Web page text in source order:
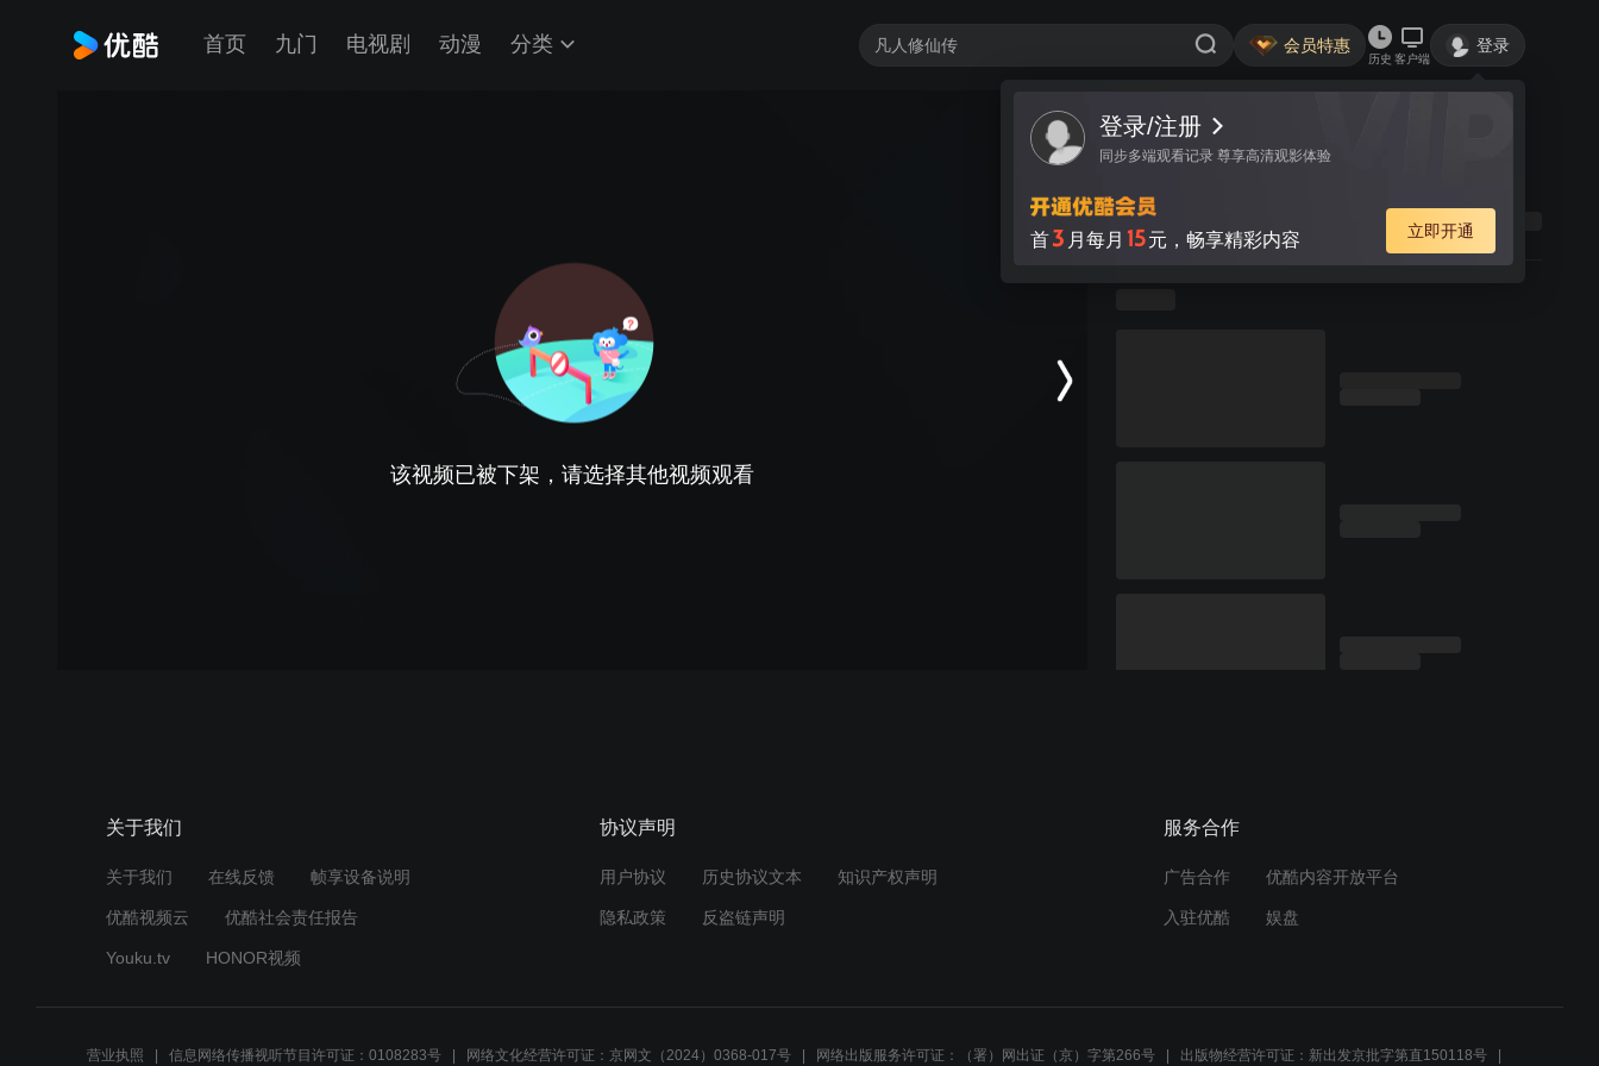
首页 九门 电视剧 动漫 分类 会员特惠
历史 客户端
登录
登录/注册
同步多端观看记录 尊享高清观影体验
首3 月每月 15元，畅享精彩内容 立即开通
该视频已被下架，请选择其他视频观看
关于我们
关于我们 在线反馈 帧享设备说明
优酷视频云 优酷社会责任报告
Youku.tv HONOR视频
协议声明
用户协议 历史协议文本 知识产权声明
隐私政策 反盗链声明
服务合作
广告合作 优酷内容开放平台
入驻优酷 娱盘
营业执照 信息网络传播视听节目许可证：0108283号 网络文化经营许可证：京网文（2024）0368-017号 网络出版服务许可证：（署）网出证（京）字第266号 出版物经营许可证：新出发京批字第直150118号